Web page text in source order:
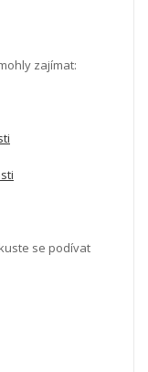
zajímat:
se podívat